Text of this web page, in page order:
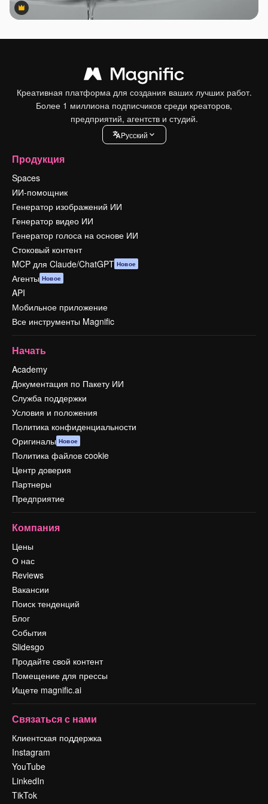
Premium
Premium
Креативная платформа для создания ваших лучших работ.
Более 1 миллиона подписчиков среди креаторов,
предприятий, агентств и студий.
Pусский
Продукция
Spaces
ИИ-помощник
Генератор изображений ИИ
Генератор видео ИИ
Генератор голоса на основе ИИ
Стоковый контент
MCP для Claude/ChatGPT Новое
Агенты Новое
API
Мобильное приложение
Все инструменты Magnific
Начать
Academy
Документация по Пакету ИИ
Служба поддержки
Условия и положения
Политика конфиденциальности
Оригиналы Новое
Политика файлов cookie
Центр доверия
Партнеры
Предприятие
Компания
Цены
О нас
Reviews
Вакансии
Поиск тенденций
Блог
События
Slidesgo
Продайте свой контент
Помещение для прессы
Ищете magnific.ai
Связаться с нами
Клиентская поддержка
Instagram
YouTube
LinkedIn
TikTok